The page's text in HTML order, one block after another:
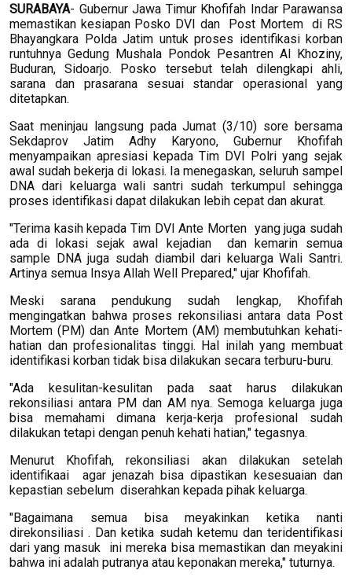
SURABAYA- Gubernur Jawa Timur Khofifah Indar Parawansa
memastikan kesiapan Posko DVI dan Post Mortem di RS
Bhayangkara Polda Jatim untuk proses identifikasi korban
runtuhnya Gedung Mushala Pondok Pesantren Al Khoziny,
Buduran, Sidoarjo. Posko tersebut telah dilengkapi ahli,
sarana dan prasarana sesuai standar operasional yang
ditetapkan.
Saat meninjau langsung pada Jumat (3/10) sore bersama
Sekdaprov Jatim Adhy Karyono, Gubernur Khofifah
menyampaikan apresiasi kepada Tim DVI Polri yang sejak
awal sudah bekerja di lokasi. Ia menegaskan, seluruh sampel
DNA dari keluarga wali santri sudah terkumpul sehingga
proses identifikasi dapat dilakukan lebih cepat dan akurat.
"Terima kasih kepada Tim DVI Ante Morten yang juga sudah
ada di lokasi sejak awal kejadian dan kemarin semua
sample DNA juga sudah diambil dari keluarga Wali Santri.
Artinya semua Insya Allah Well Prepared," ujar Khofifah.
Meski sarana pendukung sudah lengkap, Khofifah
mengingatkan bahwa proses rekonsiliasi antara data Post
Mortem (PM) dan Ante Mortem (AM) membutuhkan kehati-
hatian dan profesionalitas tinggi. Hal inilah yang membuat
identifikasi korban tidak bisa dilakukan secara terburu-buru.
"Ada kesulitan-kesulitan pada saat harus dilakukan
rekonsiliasi antara PM dan AM nya. Semoga keluarga juga
bisa memahami dimana kerja-kerja profesional sudah
dilakukan tetapi dengan penuh kehati hatian," tegasnya.
Menurut Khofifah, rekonsiliasi akan dilakukan setelah
identifikaai agar jenazah bisa dipastikan kesesuaian dan
kepastian sebelum diserahkan kepada pihak keluarga.
"Bagaimana semua bisa meyakinkan ketika nanti
direkonsiliasi . Dan ketika sudah ketemu dan teridentifikasi
dari yang masuk ini mereka bisa memastikan dan meyakini
bahwa ini adalah putranya atau keponakan mereka," tuturnya.